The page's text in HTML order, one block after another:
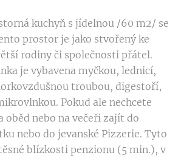
kuchyň s jídelnou /60 m2/ se
prostor je jako stvořený ke
rodiny či společnosti přátel.
je vybavena myčkou, lednicí,
troubou, digestoří,
Pokud ale nechcete
oběd nebo na večeři zajít do
nebo do jevanské Pizzerie. Tyto
blízkosti penzionu (5 min.), v